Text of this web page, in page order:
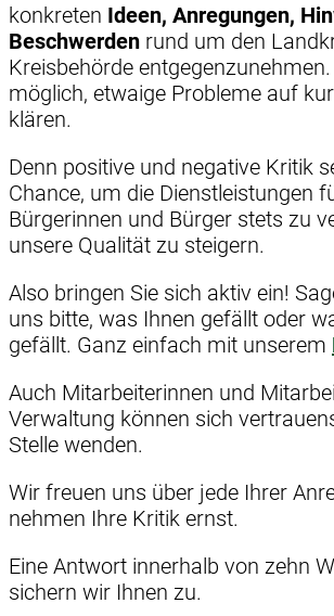
konkreten Ideen, Anregungen,
Beschwerden rund um den
Kreisbehörde
möglich, etwaige Probleme auf
klären.
Denn positive und negative Kritik
Chance, um die Dienstleistungen
Bürgerinnen und Bürger stets zu
unsere Qualität zu steigern.
Also bringen Sie sich aktiv ein!
uns bitte, was Ihnen gefällt oder
gefällt. Ganz einfach mit unserem
Auch Mitarbeiterinnen und
Verwaltung können sich
Stelle wenden.
Wir freuen uns über jede Ihrer
nehmen Ihre Kritik ernst.
Eine Antwort innerhalb von zehn
sichern wir Ihnen zu.